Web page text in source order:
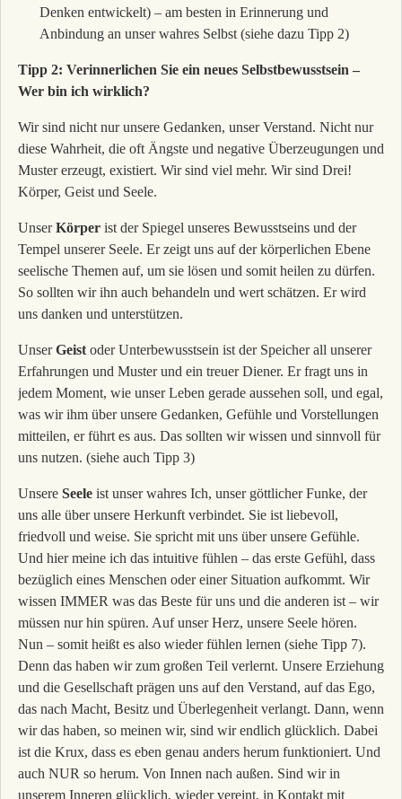
Denken entwickelt) – am besten in Erinnerung und
Anbindung an unser wahres Selbst (siehe dazu Tipp 2)
Tipp 2: Verinnerlichen Sie ein neues Selbstbewusstsein –
Wer bin ich wirklich?
Wir sind nicht nur unsere Gedanken, unser Verstand. Nicht nur
diese Wahrheit, die oft Ängste und negative Überzeugungen und
Muster erzeugt, existiert. Wir sind viel mehr. Wir sind Drei!
Körper, Geist und Seele.
UnserKörperist der Spiegel unseres Bewusstseins und der
Tempel unserer Seele. Er zeigt uns auf der körperlichen Ebene
seelische Themen auf, um sie lösen und somit heilen zu dürfen.
So sollten wir ihn auch behandeln und wert schätzen. Er wird
uns danken und unterstützen.
UnserGeistoder Unterbewusstsein ist der Speicher all unserer
Erfahrungen und Muster und ein treuer Diener. Er fragt uns in
jedem Moment, wie unser Leben gerade aussehen soll, und egal,
was wir ihm über unsere Gedanken, Gefühle und Vorstellungen
mitteilen, er führt es aus. Das sollten wir wissen und sinnvoll für
uns nutzen. (siehe auch Tipp 3)
Unsere Seeleist unser wahres Ich, unser göttlicher Funke, der
uns alle über unsere Herkunft verbindet. Sie ist liebevoll,
friedvoll und weise. Sie spricht mit uns über unsere Gefühle.
Und hier meine ich das intuitive fühlen – das erste Gefühl, dass
bezüglich eines Menschen oder einer Situation aufkommt. Wir
wissen IMMER was das Beste für uns und die anderen ist – wir
müssen nur hin spüren. Auf unser Herz, unsere Seele hören.
Nun – somit heißt es also wieder fühlen lernen (siehe Tipp 7).
Denn das haben wir zum großen Teil verlernt. Unsere Erziehung
und die Gesellschaft prägen uns auf den Verstand, auf das Ego,
das nach Macht, Besitz und Überlegenheit verlangt. Dann, wenn
wir das haben, so meinen wir, sind wir endlich glücklich. Dabei
ist die Krux, dass es eben genau anders herum funktioniert. Und
auch NUR so herum. Von Innen nach außen. Sind wir in
unserem Inneren glücklich, wieder vereint, in Kontakt mit